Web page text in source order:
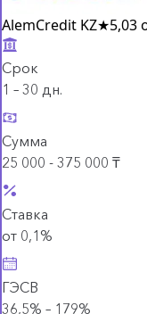
AlemCredit KZ★5,03
Срок
1 – 30 дн.
Сумма
25 000 - 375 000 ₸
Ставка
от 0,1%
ГЭСВ
36,5% – 179%